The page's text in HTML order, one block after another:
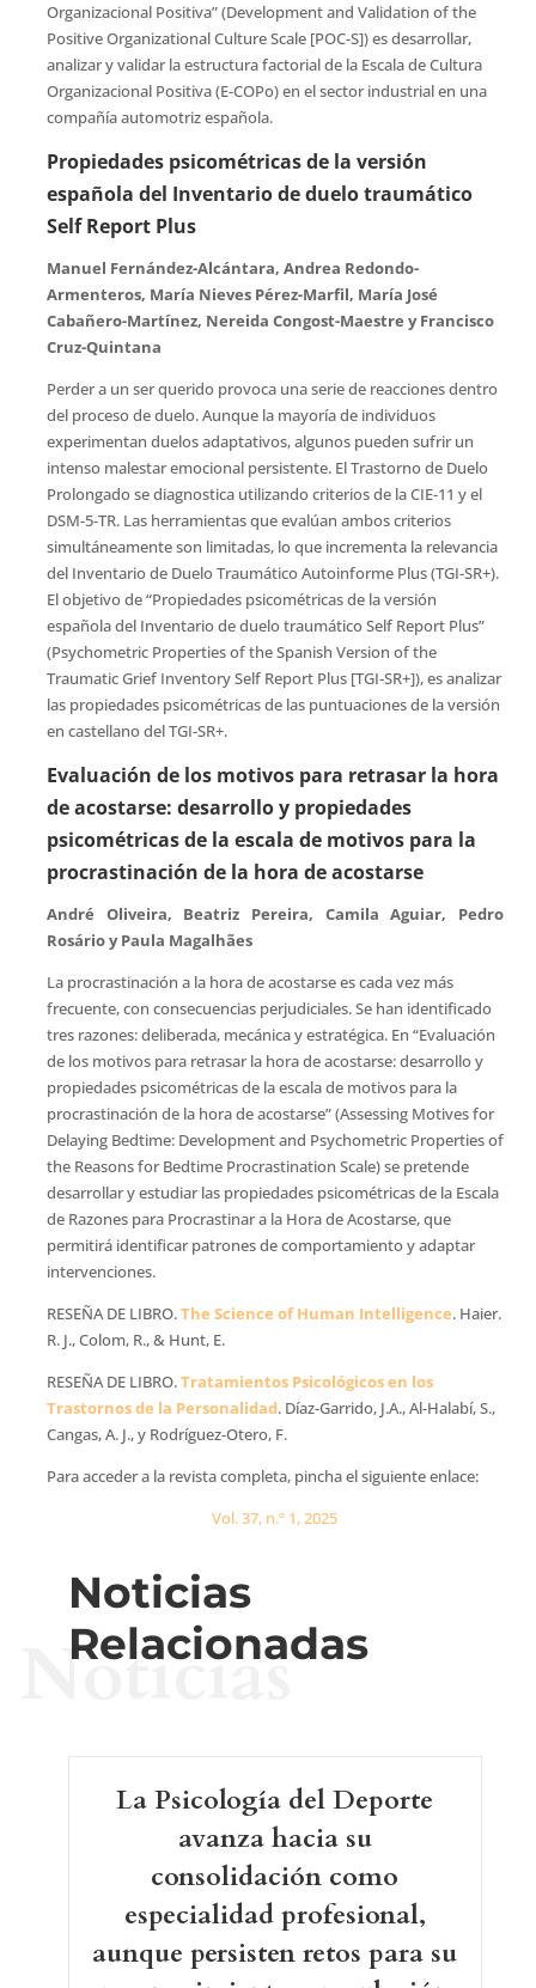
Organizacional Positiva” (Development and Validation of the
Positive Organizational Culture Scale [POC-S]) es desarrollar,
analizar y validar la estructura factorial de la Escala de Cultura
Organizacional Positiva (E-COPo) en el sector industrial en una
compañía automotriz española.
Propiedades psicométricas de la versión
española del Inventario de duelo traumático
Self Report Plus
Manuel Fernández-Alcántara, Andrea Redondo-
Armenteros, María Nieves Pérez-Marfil, María José
Cabañero-Martínez, Nereida Congost-Maestre y Francisco
Cruz-Quintana
Perder a un ser querido provoca una serie de reacciones dentro
del proceso de duelo. Aunque la mayoría de individuos
experimentan duelos adaptativos, algunos pueden sufrir un
intenso malestar emocional persistente. El Trastorno de Duelo
Prolongado se diagnostica utilizando criterios de la CIE-11 y el
DSM-5-TR. Las herramientas que evalúan ambos criterios
simultáneamente son limitadas, lo que incrementa la relevancia
del Inventario de Duelo Traumático Autoinforme Plus (TGI-SR+).
El objetivo de “Propiedades psicométricas de la versión
española del Inventario de duelo traumático Self Report Plus”
(Psychometric Properties of the Spanish Version of the
Traumatic Grief Inventory Self Report Plus [TGI-SR+]), es analizar
las propiedades psicométricas de las puntuaciones de la versión
en castellano del TGI-SR+.
Evaluación de los motivos para retrasar la hora
de acostarse: desarrollo y propiedades
psicométricas de la escala de motivos para la
procrastinación de la hora de acostarse
André Oliveira, Beatriz Pereira, Camila Aguiar, Pedro
Rosário y Paula Magalhães
La procrastinación a la hora de acostarse es cada vez más
frecuente, con consecuencias perjudiciales. Se han identificado
tres razones: deliberada, mecánica y estratégica. En “Evaluación
de los motivos para retrasar la hora de acostarse: desarrollo y
propiedades psicométricas de la escala de motivos para la
procrastinación de la hora de acostarse” (Assessing Motives for
Delaying Bedtime: Development and Psychometric Properties of
the Reasons for Bedtime Procrastination Scale) se pretende
desarrollar y estudiar las propiedades psicométricas de la Escala
de Razones para Procrastinar a la Hora de Acostarse, que
permitirá identificar patrones de comportamiento y adaptar
intervenciones.
RESEÑA DE LIBRO.The Science of Human Intelligence. Haier.
R. J., Colom, R., & Hunt, E.
RESEÑA DE LIBRO.Tratamientos Psicológicos en los
Trastornos de la Personalidad. Díaz-Garrido, J.A., Al-Halabí, S.,
Cangas, A. J., y Rodríguez-Otero, F.
Para acceder a la revista completa, pincha el siguiente enlace:
Vol. 37, n.º 1, 2025
Noticias
Relacionadas
Noticias
La Psicología del Deporte
avanza hacia su
consolidación como
especialidad profesional,
aunque persisten retos para su